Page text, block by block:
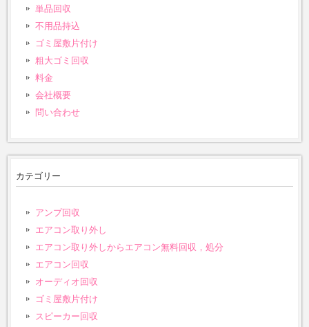
単品回収
不用品持込
ゴミ屋敷片付け
粗大ゴミ回収
料金
会社概要
問い合わせ
カテゴリー
アンプ回収
エアコン取り外し
エアコン取り外しからエアコン無料回収，処分
エアコン回収
オーディオ回収
ゴミ屋敷片付け
スピーカー回収